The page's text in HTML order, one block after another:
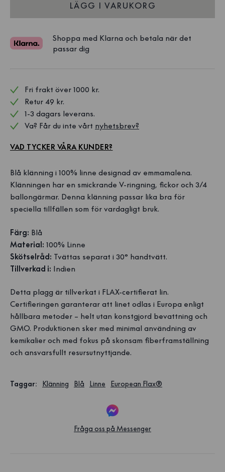
LÄGG I VARUKORG
Shoppa med Klarna och betala när det
passar dig
Fri frakt över 1000 kr.
Retur 49 kr.
1-3 dagars leverans.
Va? Får du inte vårt nyhetsbrev?
VAD TYCKER VÅRA KUNDER?
Blå klänning i 100% linne designad av emmamalena.
Klänningen har en smickrande V-ringning, fickor och 3/4
ballongärmar. Denna klänning passar lika bra för
speciella tillfällen som för vardagligt bruk.
Färg: Blå
Material: 100% Linne
Skötselråd: Tvättas separat i 30° handtvätt.
Tillverkad i: Indien
Detta plagg är tillverkat i FLAX-certifierat lin.
Certifieringen garanterar att linet odlas i Europa enligt
hållbara metoder – helt utan konstgjord bevattning och
GMO. Produktionen sker med minimal användning av
kemikalier och med fokus på skonsam fiberframställning
och ansvarsfullt resursutnyttjande.
Taggar: Klänning Blå Linne European Flax®
Fråga oss på Messenger